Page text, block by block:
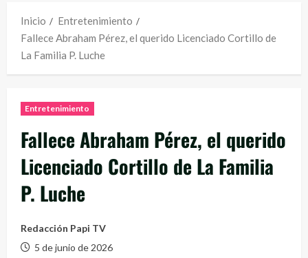
Inicio
Entretenimiento
Fallece Abraham Pérez, el querido Licenciado Cortillo de
La Familia P. Luche
Entretenimiento
Fallece Abraham Pérez, el querido
Licenciado Cortillo de La Familia
P. Luche
Redacción Papi TV
5 de junio de 2026